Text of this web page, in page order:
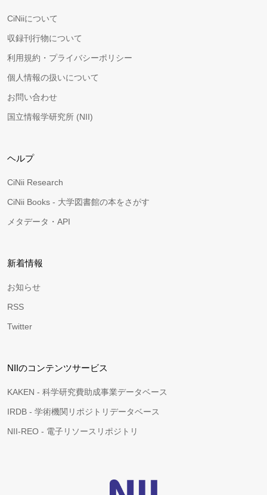
CiNiiについて
収録刊行物について
利用規約・プライバシーポリシー
個人情報の扱いについて
お問い合わせ
国立情報学研究所 (NII)
ヘルプ
CiNii Research
CiNii Books - 大学図書館の本をさがす
メタデータ・API
新着情報
お知らせ
RSS
Twitter
NIIのコンテンツサービス
KAKEN - 科学研究費助成事業データベース
IRDB - 学術機関リポジトリデータベース
NII-REO - 電子リソースリポジトリ